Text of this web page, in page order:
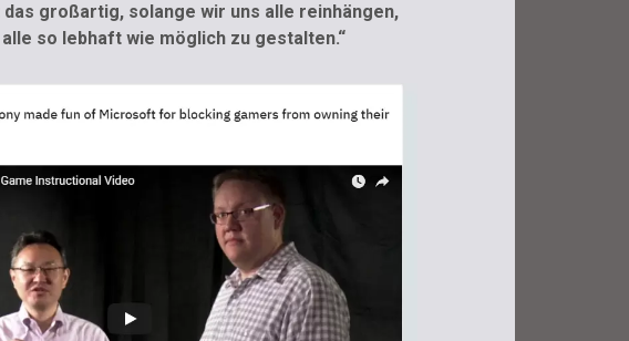
großartig, solange wir uns alle reinhängen,
so lebhaft wie möglich zu gestalten.“